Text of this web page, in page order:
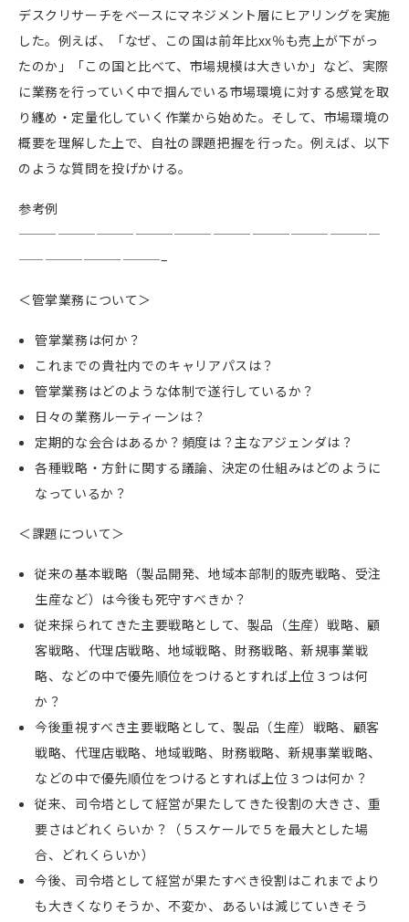
デスクリサーチをベースにマネジメント層にヒアリングを実施
した。例えば、「なぜ、この国は前年比xx％も売上が下がっ
たのか」「この国と比べて、市場規模は大きいか」など、実際
に業務を行っていく中で掴んでいる市場環境に対する感覚を取
り纏め・定量化していく作業から始めた。そして、市場環境の
概要を理解した上で、自社の課題把握を行った。例えば、以下
のような質問を投げかける。
参考例
————————————————————————————
———————————–
＜管掌業務について＞
管掌業務は何か？
これまでの貴社内でのキャリアパスは？
管掌業務はどのような体制で遂行しているか？
日々の業務ルーティーンは？
定期的な会合はあるか？頻度は？主なアジェンダは？
各種戦略・方針に関する議論、決定の仕組みはどのように
なっているか？
＜課題について＞
従来の基本戦略（製品開発、地域本部制的販売戦略、受注
生産など）は今後も死守すべきか？
従来採られてきた主要戦略として、製品（生産）戦略、顧
客戦略、代理店戦略、地域戦略、財務戦略、新規事業戦
略、などの中で優先順位をつけるとすれば上位３つは何
か？
今後重視すべき主要戦略として、製品（生産）戦略、顧客
戦略、代理店戦略、地域戦略、財務戦略、新規事業戦略、
などの中で優先順位をつけるとすれば上位３つは何か？
従来、司令塔として経営が果たしてきた役割の大きさ、重
要さはどれくらいか？（５スケールで５を最大とした場
合、どれくらいか）
今後、司令塔として経営が果たすべき役割はこれまでより
も大きくなりそうか、不変か、あるいは減じていきそう